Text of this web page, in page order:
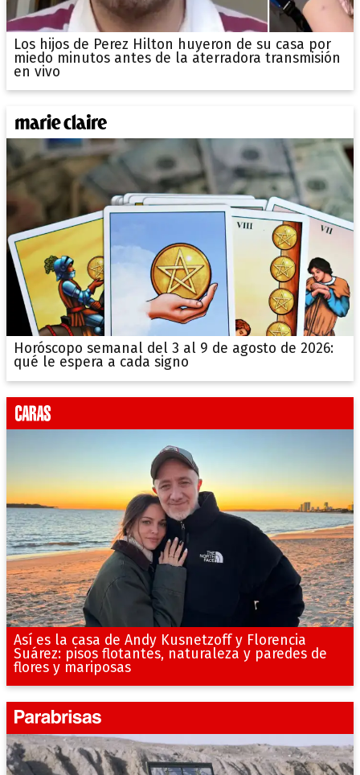
Los hijos de Perez Hilton huyeron de su casa por
miedo minutos antes de la aterradora transmisión
en vivo
Horóscopo semanal del 3 al 9 de agosto de 2026:
qué le espera a cada signo
Así es la casa de Andy Kusnetzoff y Florencia
Suárez: pisos flotantes, naturaleza y paredes de
flores y mariposas